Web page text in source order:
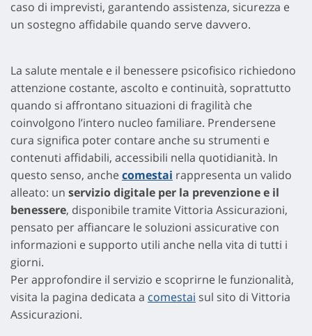
caso di imprevisti, garantendo assistenza, sicurezza e
un sostegno affidabile quando serve davvero.
La salute mentale e il benessere psicofisico richiedono
attenzione costante, ascolto e continuità, soprattutto
quando si affrontano situazioni di fragilità che
coinvolgono l’intero nucleo familiare. Prendersene
cura significa poter contare anche su strumenti e
contenuti affidabili, accessibili nella quotidianità. In
questo senso, anchecomestai rappresenta un valido
alleato: un servizio digitale per la prevenzione e il
benessere, disponibile tramite Vittoria Assicurazioni,
pensato per affiancare le soluzioni assicurative con
informazioni e supporto utili anche nella vita di tutti i
giorni.
Per approfondire il servizio e scoprirne le funzionalità,
visita la pagina dedicata a comestai sul sito di Vittoria
Assicurazioni.